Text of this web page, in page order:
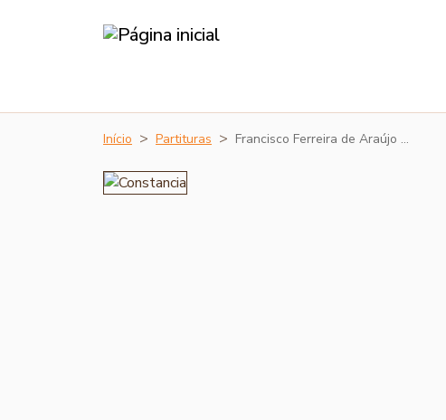
Início Partituras Francisco Ferreira de Araújo …